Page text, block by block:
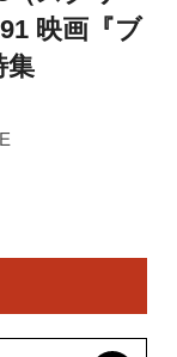
映画『ブ
集